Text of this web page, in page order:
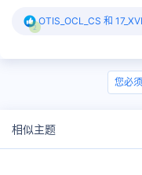
2
反
馈
OTIS_OCL_CS 和
您必
相似主题